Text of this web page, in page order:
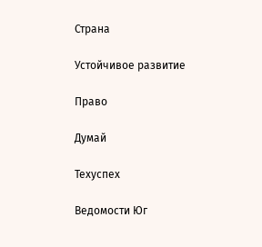
Страна
Устойчивое развитие
Право
Думай
Техуспех
Ведомости Юг